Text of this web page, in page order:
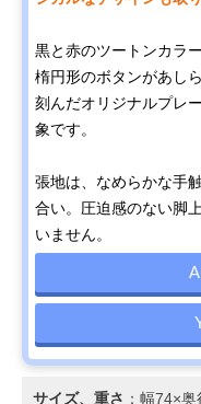
黒と赤のツートンカラ
楕円形のボタンがあし
刻んだオリジナルプレ
象です。
張地は、なめらかな手
合い。圧迫感のない脚
いません。
サイズ、重さ ：幅74×